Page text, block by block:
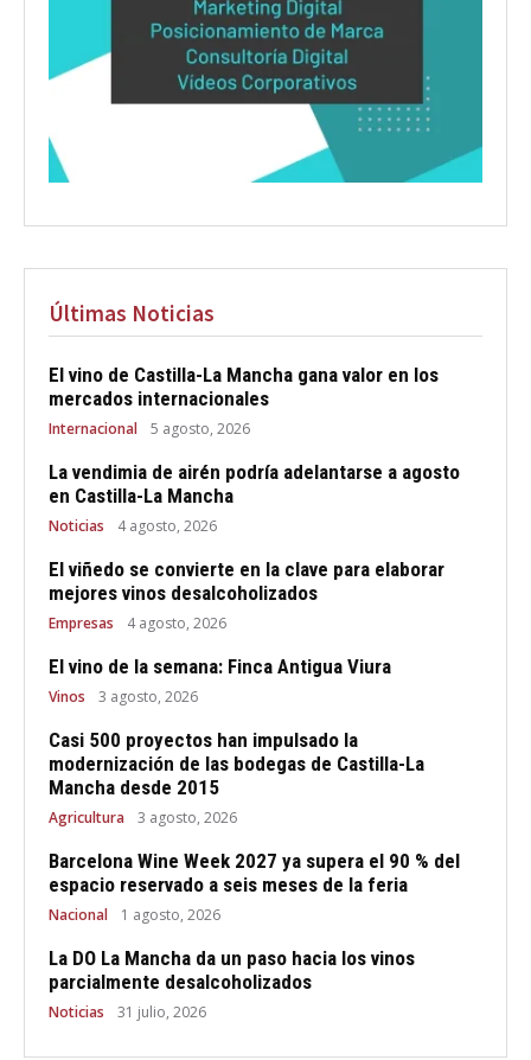
Últimas Noticias
El vino de Castilla-La Mancha gana valor en los
mercados internacionales
Internacional 5 agosto, 2026
La vendimia de airén podría adelantarse a agosto
en Castilla-La Mancha
Noticias 4 agosto, 2026
El viñedo se convierte en la clave para elaborar
mejores vinos desalcoholizados
Empresas 4 agosto, 2026
El vino de la semana: Finca Antigua Viura
Vinos 3 agosto, 2026
Casi 500 proyectos han impulsado la
modernización de las bodegas de Castilla-La
Mancha desde 2015
Agricultura 3 agosto, 2026
Barcelona Wine Week 2027 ya supera el 90 % del
espacio reservado a seis meses de la feria
Nacional 1 agosto, 2026
La DO La Mancha da un paso hacia los vinos
parcialmente desalcoholizados
Noticias 31 julio, 2026